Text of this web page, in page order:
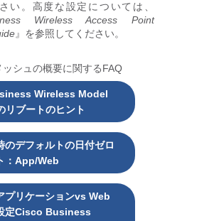
い。高度な設定については、
Wireless Access Point
』を参照してください。
ッシュの概要に関するFAQ
Wireless Model
リブートのヒント
のデフォルトの日付ゼロ
：App/Web
プリケーションvs Web
定Cisco Business